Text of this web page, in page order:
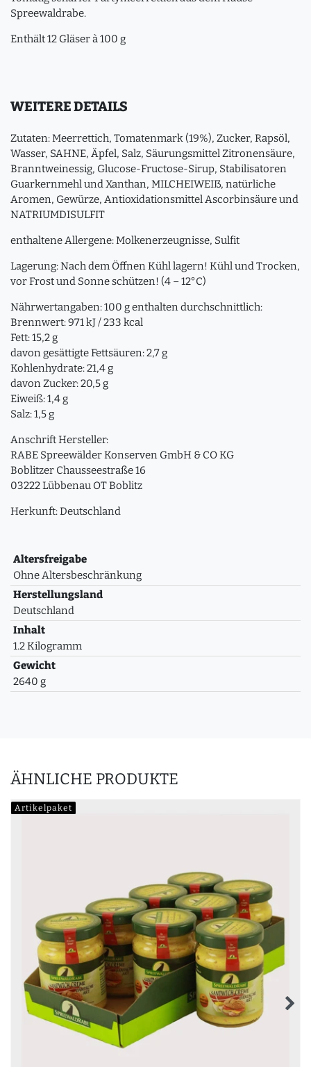
Spreewaldrabe.
Enthält 12 Gläser à 100 g
WEITERE DETAILS
Zutaten: Meerrettich, Tomatenmark (19%), Zucker, Rapsöl,
Wasser, SAHNE, Äpfel, Salz, Säurungsmittel Zitronensäure,
Branntweinessig, Glucose-Fructose-Sirup, Stabilisatoren
Guarkernmehl und Xanthan, MILCHEIWEIß, natürliche
Aromen, Gewürze, Antioxidationsmittel Ascorbinsäure und
NATRIUMDISULFIT
enthaltene Allergene: Molkenerzeugnisse, Sulfit
Lagerung: Nach dem Öffnen Kühl lagern! Kühl und Trocken,
vor Frost und Sonne schützen! (4 – 12°C)
Nährwertangaben: 100 g enthalten durchschnittlich:
Brennwert: 971 kJ / 233 kcal
Fett: 15,2 g
davon gesättigte Fettsäuren: 2,7 g
Kohlenhydrate: 21,4 g
davon Zucker: 20,5 g
Eiweiß: 1,4 g
Salz: 1,5 g
Anschrift Hersteller:
RABE Spreewälder Konserven GmbH & CO KG
Boblitzer Chausseestraße 16
03222 Lübbenau OT Boblitz
Herkunft: Deutschland
Altersfreigabe
Ohne Altersbeschränkung
Herstellungsland
Deutschland
Inhalt
1.2 Kilogramm
Gewicht
2640 g
ÄHNLICHE PRODUKTE
Artikelpaket